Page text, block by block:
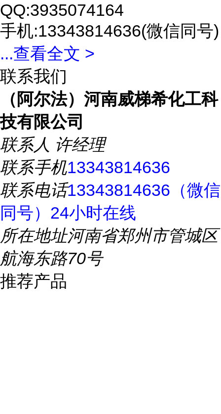
QQ:3935074164
手机:13343814636(微信同号)
...查看全文 >
联系我们
（阿尔法）河南威梯希化工科
技有限公司
联系人 许经理
联系手机13343814636
联系电话13343814636（微信
同号）24小时在线
所在地址河南省郑州市管城区
航海东路70号
推荐产品